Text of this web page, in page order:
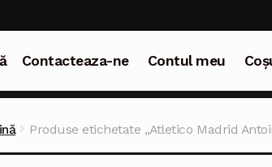
Contacteaza-ne Contul meu
Produse etichetate „Atletico Madrid